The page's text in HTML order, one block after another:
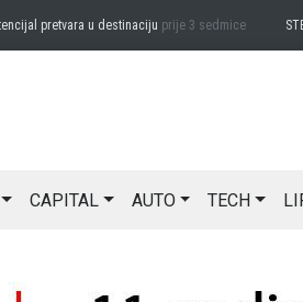
pretvara u destinacijuprije 3 sedmice
CAPITAL AUTO TECH